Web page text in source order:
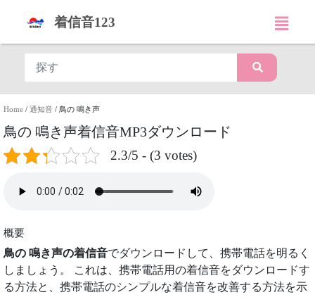
着信音123
Home / 通知音 / 鳥の 鳴き声
鳥の 鳴き声着信音MP3ダウンロード
2.3/5 - (3 votes)
概要
鳥の 鳴き声の着信音でダウンロードして、携帯電話を明るく
しましょう。 これは、携帯電話用の着信音をダウンロードす
る方法と、携帯電話のシンプルな着信音を改善する方法を示